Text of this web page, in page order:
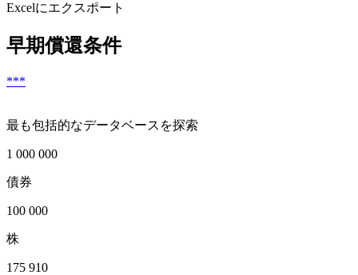
Excelにエクスポート
早期償還条件
***
最も包括的なデータベースを探索
1 000 000
債券
100 000
株
175 910